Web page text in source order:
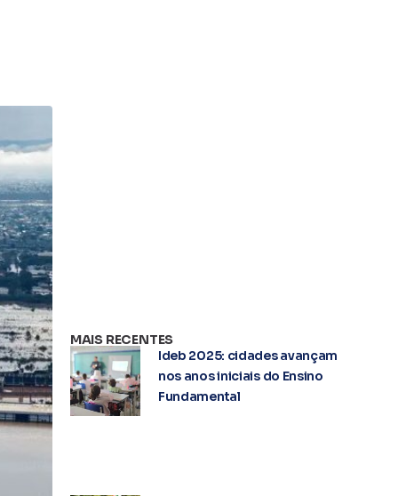
MAIS RECENTES
Ideb 2025: cidades avançam
nos anos iniciais do Ensino
Fundamental